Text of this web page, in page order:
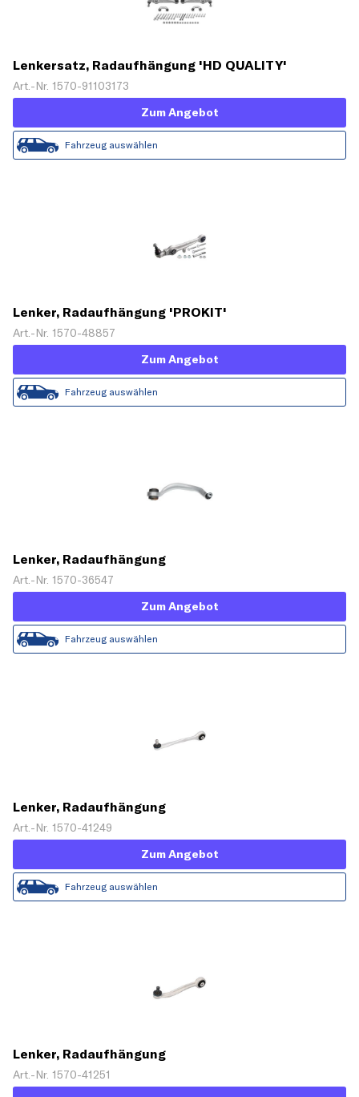
Lenkersatz, Radaufhängung 'HD QUALITY'
Art.-Nr. 1570-91103173
Zum Angebot
Fahrzeug auswählen
Lenker, Radaufhängung 'PROKIT'
Art.-Nr. 1570-48857
Zum Angebot
Fahrzeug auswählen
Lenker, Radaufhängung
Art.-Nr. 1570-36547
Zum Angebot
Fahrzeug auswählen
Lenker, Radaufhängung
Art.-Nr. 1570-41249
Zum Angebot
Fahrzeug auswählen
Lenker, Radaufhängung
Art.-Nr. 1570-41251